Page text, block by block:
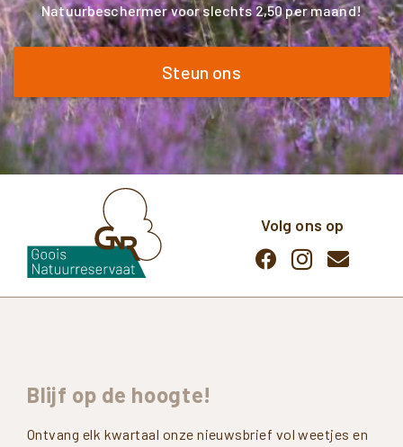
Natuurbeschermer voor slechts 2,50 per maand!
Steun ons
Volg ons op
Blijf op de hoogte!
Ontvang elk kwartaal onze nieuwsbrief vol weetjes en